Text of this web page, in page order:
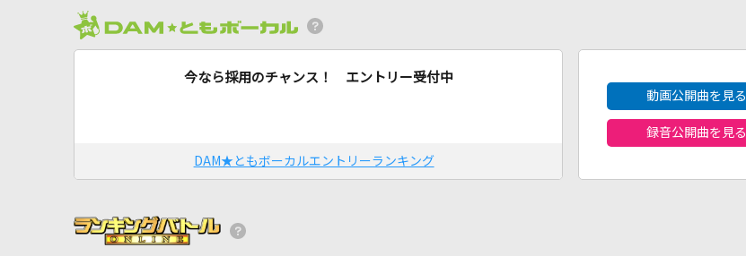
今なら採用のチャンス！ エントリー受付中
DAM★ともボーカルエントリーランキング
動画公開曲を見る
録音公開曲を見る